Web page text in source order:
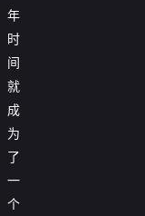
年
时
间
就
成
为
了
一
个